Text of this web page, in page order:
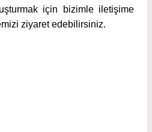
için bizimle iletişime
ziyaret edebilirsiniz.